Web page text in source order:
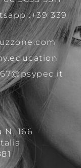
:+39 339
166